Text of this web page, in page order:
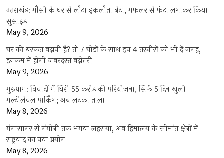
उत्तराखंड: मौसी के घर से लौटा इकलौता बेटा, मफलर से फंदा लगाकर किया
सुसाइड
May 9, 2026
घर की बरकत बढ़ानी है? तो 7 घोड़ों के साथ इन 4 तस्वीरों को भी दें जगह,
इनकम में होगी जबरदस्त बढ़ोतरी
May 9, 2026
गुरुग्राम: विवादों में घिरी 55 करोड़ की परियोजना, सिर्फ 5 दिन खुली
मल्टीलेवल पार्किंग; अब लटका ताला
May 8, 2026
गंगासागर से गंगोत्री तक भगवा लहराया, अब हिमालय के सीमांत क्षेत्रों में
राष्ट्रवाद का नया प्रयोग
May 8, 2026